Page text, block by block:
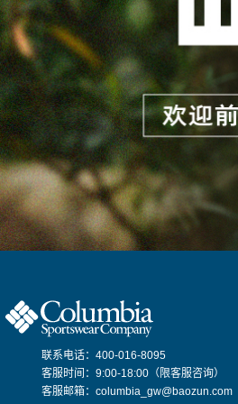
联系电话：400-016-8095
客服时间：9:00-18:00（限客服咨询）
客服邮箱：columbia_gw@baozun.com